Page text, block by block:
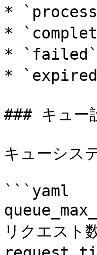
*
*
* `failed`
* `expired`
### キュー
キューシス
```yaml
リクエスト